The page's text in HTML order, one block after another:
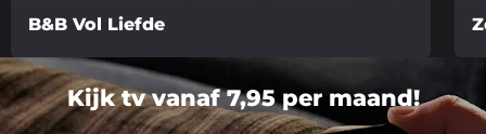
B&B Vol Liefde
Lees
meer
over
Kijk tv vanaf 7,95 per maand!